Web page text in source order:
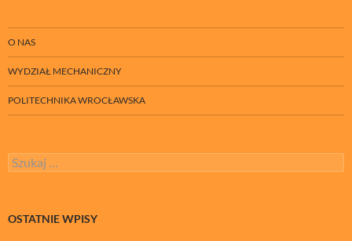
O NAS
WYDZIAŁ MECHANICZNY
POLITECHNIKA WROCŁAWSKA
Szukaj:
OSTATNIE WPISY